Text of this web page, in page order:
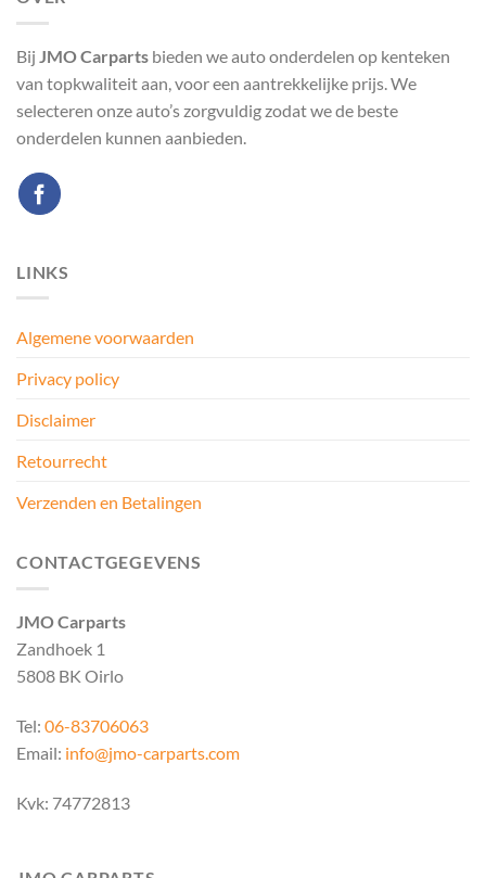
Bij JMO Carparts bieden we auto onderdelen op kenteken
van topkwaliteit aan, voor een aantrekkelijke prijs. We
selecteren onze auto’s zorgvuldig zodat we de beste
onderdelen kunnen aanbieden.
LINKS
Algemene voorwaarden
Privacy policy
Disclaimer
Retourrecht
Verzenden en Betalingen
CONTACTGEGEVENS
JMO Carparts
Zandhoek 1
5808 BK Oirlo
Tel: 06-83706063
Email: info@jmo-carparts.com
Kvk: 74772813